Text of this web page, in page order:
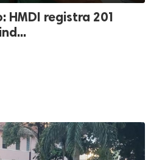
HMDI registra 201